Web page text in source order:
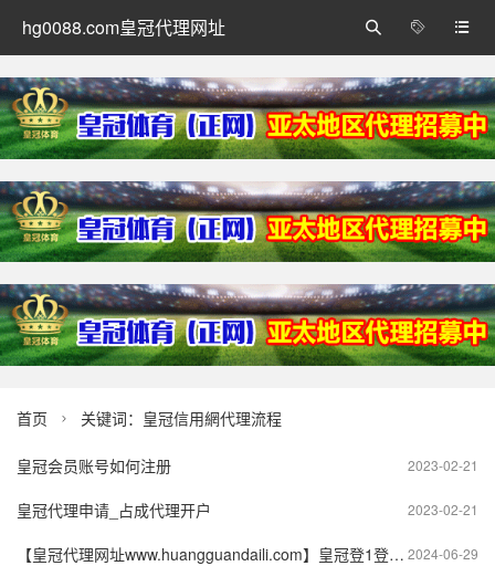
hg0088.com皇冠代理网址 


首页  关键词：皇冠信用網代理流程
2023-02-21
皇冠会员账号如何注册
2023-02-21
皇冠代理申请_占成代理开户
2024-06-29
【皇冠代理网址www.huangguandaili.com】皇冠登1登2登3 代理「皇冠正网www.hg0088.com」代理注册